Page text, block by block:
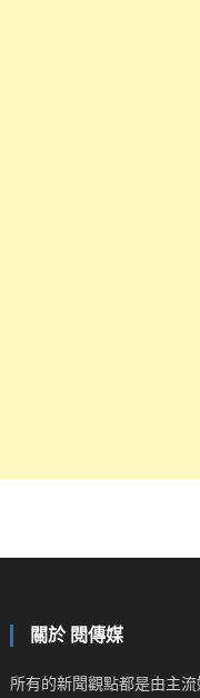
關於 閱傳媒
所有的新聞觀點都是由主